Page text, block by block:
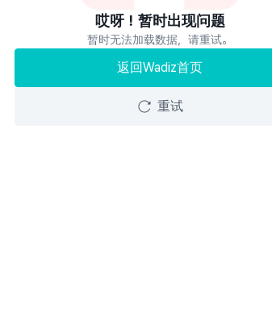
哎呀！暂时出现问题
暂时无法加载数据，请重试。
返回Wadiz首页
重试